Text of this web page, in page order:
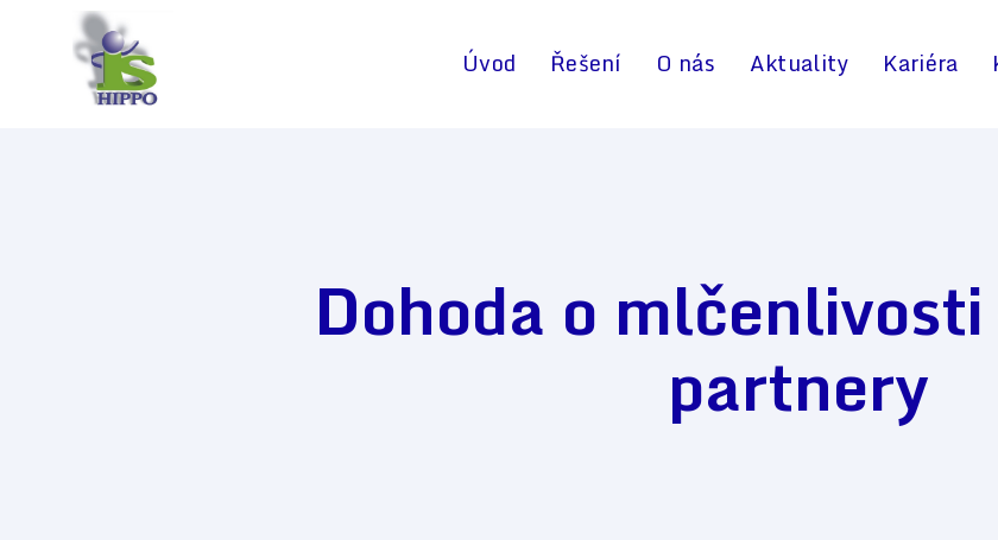
Úvod Řešení O nás Aktuality Kariéra
Dohoda o mlčenlivosti
partnery